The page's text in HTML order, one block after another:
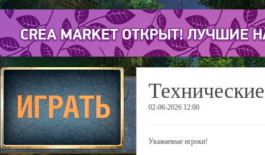
02-06-2026 12:00
Уважаемые игроки!